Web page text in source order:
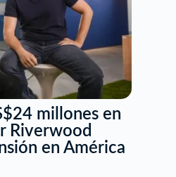
millones en
Riverwood
en América